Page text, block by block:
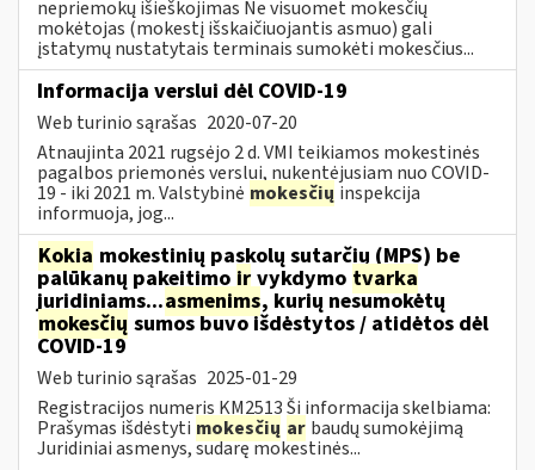
nepriemokų išieškojimas Ne visuomet mokesčių
mokėtojas (mokestį išskaičiuojantis asmuo) gali
įstatymų nustatytais terminais sumokėti mokesčius...
Informacija verslui dėl COVID-19
Web turinio sąrašas 2020-07-20
Atnaujinta 2021 rugsėjo 2 d. VMI teikiamos mokestinės
pagalbos priemonės verslui, nukentėjusiam nuo COVID-
19 - iki 2021 m. Valstybinė mokesčių inspekcija
informuoja, jog...
Kokia mokestinių paskolų sutarčių (MPS) be
palūkanų pakeitimo ir vykdymo tvarka
juridiniams...asmenims, kurių nesumokėtų
mokesčių sumos buvo išdėstytos / atidėtos dėl
COVID-19
Web turinio sąrašas 2025-01-29
Registracijos numeris KM2513 Ši informacija skelbiama:
Prašymas išdėstyti mokesčių ar baudų sumokėjimą
Juridiniai asmenys, sudarę mokestinės...